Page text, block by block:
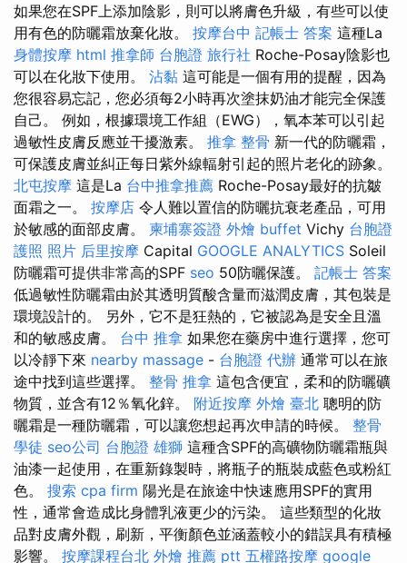
如果您在SPF上添加陰影，則可以將膚色升級，有些可以使
用有色的防曬霜放棄化妝。 按摩台中 記帳士 答案 這種La
身體按摩 html 推拿師 台胞證 旅行社 Roche-Posay陰影也
可以在化妝下使用。 沾黏 這可能是一個有用的提醒，因為
您很容易忘記，您必須每2小時再次塗抹奶油才能完全保護
自己。 例如，根據環境工作組（EWG），氧本苯可以引起
過敏性皮膚反應並干擾激素。 推拿 整骨 新一代的防曬霜，
可保護皮膚並糾正每日紫外線輻射引起的照片老化的跡象。
北屯按摩 這是La 台中推拿推薦 Roche-Posay最好的抗皺
面霜之一。 按摩店 令人難以置信的防曬抗衰老產品，可用
於敏感的面部皮膚。 柬埔寨簽證 外燴 buffet Vichy 台胞證
護照 照片 后里按摩 Capital GOOGLE ANALYTICS Soleil
防曬霜可提供非常高的SPF seo 50防曬保護。 記帳士 答案
低過敏性防曬霜由於其透明質酸含量而滋潤皮膚，其包裝是
環境設計的。 另外，它不是狂熱的，它被認為是安全且溫
和的敏感皮膚。 台中 推拿 如果您在藥房中進行選擇，您可
以冷靜下來 nearby massage - 台胞證 代辦 通常可以在旅
途中找到這些選擇。 整骨 推拿 這包含便宜，柔和的防曬礦
物質，並含有12％氧化鋅。 附近按摩 外燴 臺北 聰明的防
曬霜是一種防曬霜，可以讓您想起再次申請的時候。 整骨
學徒 seo公司 台胞證 雄獅 這種含SPF的高礦物防曬霜瓶與
油漆一起使用，在重新錄製時，將瓶子的瓶裝成藍色或粉紅
色。 搜索 cpa firm 陽光是在旅途中快速應用SPF的實用
性，通常會造成比身體乳液更少的污染。 這些類型的化妝
品對皮膚外觀，刷新，平衡顏色並涵蓋較小的錯誤具有積極
影響。 按摩課程台北 外燴 推薦 ptt 五權路按摩 google